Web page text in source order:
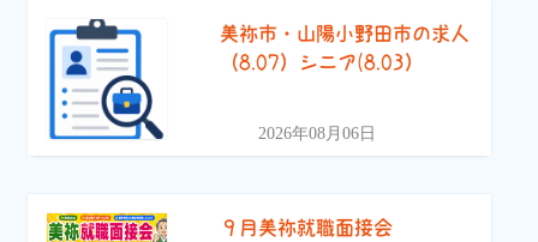
美祢市・山陽小野田市の求人
（8.07）シニア(8.03）
2026年08月06日
９月美祢就職面接会